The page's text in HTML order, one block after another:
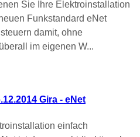
Sie Ihre Elektroinstallation
Funkstandard eNet
damit, ohne
im eigenen W...
Gira - eNet
einfach